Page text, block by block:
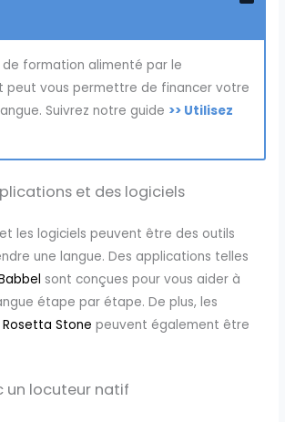
formation alimenté par le
peut vous permettre de financer votre
Suivrez notre guide >> Utilisez
et des logiciels
les logiciels peuvent être des outils
une langue. Des applications telles
sont conçues pour vous aider à
étape par étape. De plus, les
Rosetta Stone peuvent également être
un locuteur natif